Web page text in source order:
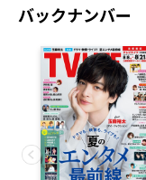
バックナンバー